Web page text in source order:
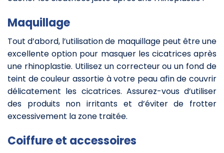
Maquillage
Tout d’abord, l’utilisation de maquillage peut être une
excellente option pour masquer les cicatrices après
une rhinoplastie. Utilisez un correcteur ou un fond de
teint de couleur assortie à votre peau afin de couvrir
délicatement les cicatrices. Assurez-vous d’utiliser
des produits non irritants et d’éviter de frotter
excessivement la zone traitée.
Coiffure et accessoires